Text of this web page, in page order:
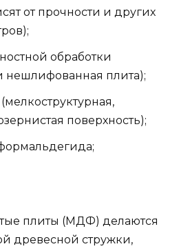
от прочности и других
обработки
нешлифованная плита);
поверхность);
плиты (МДФ) делаются
древесной стружки,